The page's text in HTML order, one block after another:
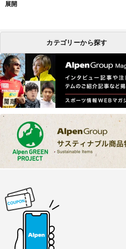
展開
カテゴリーから探す